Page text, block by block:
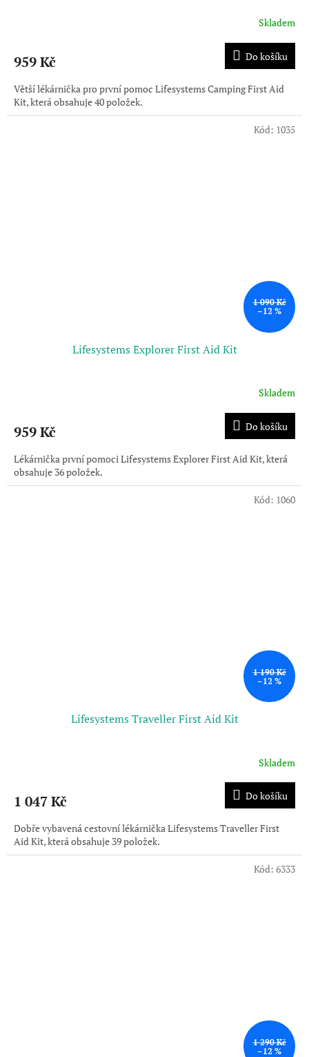
Skladem
959 Kč Do košíku
Větší lékárnička pro první pomoc Lifesystems Camping First Aid
Kit, která obsahuje 40 položek.
1 090 Kč
–12 %
Lifesystems Explorer First Aid Kit
Skladem
959 Kč Do košíku
Lékárnička první pomoci Lifesystems Explorer First Aid Kit, která
obsahuje 36 položek.
Kód: 1035
1 190 Kč
–12 %
Lifesystems Traveller First Aid Kit
Skladem
1 047 Kč Do košíku
Dobře vybavená cestovní lékárnička Lifesystems Traveller First
Aid Kit, která obsahuje 39 položek.
Kód: 1060
1 290 Kč
–12 %
Kód: 6333